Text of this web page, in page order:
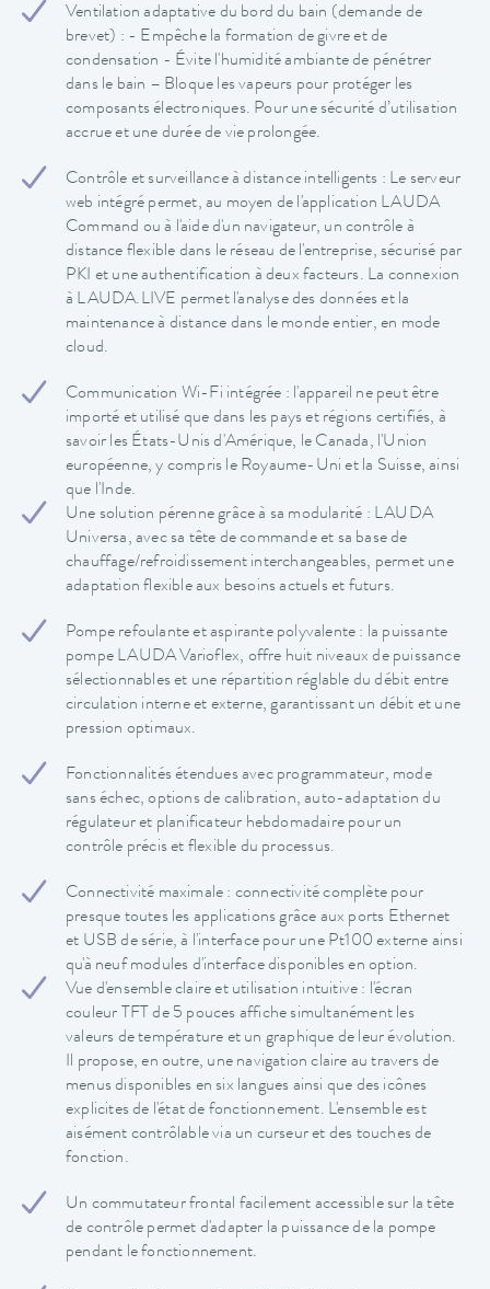
Ventilation adaptative du bord du bain (demande de
brevet) : - Empêche la formation de givre et de
condensation - Évite l'humidité ambiante de pénétrer
dans le bain – Bloque les vapeurs pour protéger les
composants électroniques. Pour une sécurité d’utilisation
accrue et une durée de vie prolongée.
Contrôle et surveillance à distance intelligents : Le serveur
web intégré permet, au moyen de l'application LAUDA
Command ou à l'aide d'un navigateur, un contrôle à
distance flexible dans le réseau de l'entreprise, sécurisé par
PKI et une authentification à deux facteurs. La connexion
à LAUDA.LIVE permet l'analyse des données et la
maintenance à distance dans le monde entier, en mode
cloud.
Communication Wi-Fi intégrée : l'appareil ne peut être
importé et utilisé que dans les pays et régions certifiés, à
savoir les États-Unis d'Amérique, le Canada, l'Union
européenne, y compris le Royaume-Uni et la Suisse, ainsi
que l'Inde.
Une solution pérenne grâce à sa modularité : LAUDA
Universa, avec sa tête de commande et sa base de
chauffage/refroidissement interchangeables, permet une
adaptation flexible aux besoins actuels et futurs.
Pompe refoulante et aspirante polyvalente : la puissante
pompe LAUDA Varioflex, offre huit niveaux de puissance
sélectionnables et une répartition réglable du débit entre
circulation interne et externe, garantissant un débit et une
pression optimaux.
Fonctionnalités étendues avec programmateur, mode
sans échec, options de calibration, auto-adaptation du
régulateur et planificateur hebdomadaire pour un
contrôle précis et flexible du processus.
Connectivité maximale : connectivité complète pour
presque toutes les applications grâce aux ports Ethernet
et USB de série, à l'interface pour une Pt100 externe ainsi
qu'à neuf modules d'interface disponibles en option.
Vue d'ensemble claire et utilisation intuitive : l'écran
couleur TFT de 5 pouces affiche simultanément les
valeurs de température et un graphique de leur évolution.
Il propose, en outre, une navigation claire au travers de
menus disponibles en six langues ainsi que des icônes
explicites de l'état de fonctionnement. L'ensemble est
aisément contrôlable via un curseur et des touches de
fonction.
Un commutateur frontal facilement accessible sur la tête
de contrôle permet d'adapter la puissance de la pompe
pendant le fonctionnement.